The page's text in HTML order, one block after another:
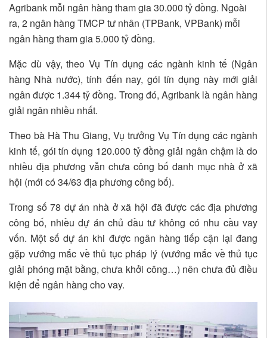
Agribank mỗi ngân hàng tham gia 30.000 tỷ đồng. Ngoài
ra, 2 ngân hàng TMCP tư nhân (TPBank, VPBank) mỗi
ngân hàng tham gia 5.000 tỷ đồng.
Mặc dù vậy, theo Vụ Tín dụng các ngành kinh tế (Ngân
hàng Nhà nước), tính đến nay, gói tín dụng này mới giải
ngân được 1.344 tỷ đồng. Trong đó, Agribank là ngân hàng
giải ngân nhiều nhất.
Theo bà Hà Thu Giang, Vụ trưởng Vụ Tín dụng các ngành
kinh tế, gói tín dụng 120.000 tỷ đồng giải ngân chậm là do
nhiều địa phương vẫn chưa công bố danh mục nhà ở xã
hội (mới có 34/63 địa phương công bố).
Trong số 78 dự án nhà ở xã hội đã được các địa phương
công bố, nhiều dự án chủ đầu tư không có nhu cầu vay
vốn. Một số dự án khi được ngân hàng tiếp cận lại đang
gặp vướng mắc về thủ tục pháp lý (vướng mắc về thủ tục
giải phóng mặt bằng, chưa khởi công…) nên chưa đủ điều
kiện để ngân hàng cho vay.